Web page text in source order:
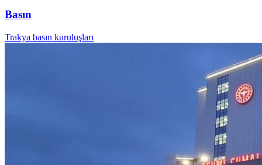
Basın
Trakya basın kuruluşları